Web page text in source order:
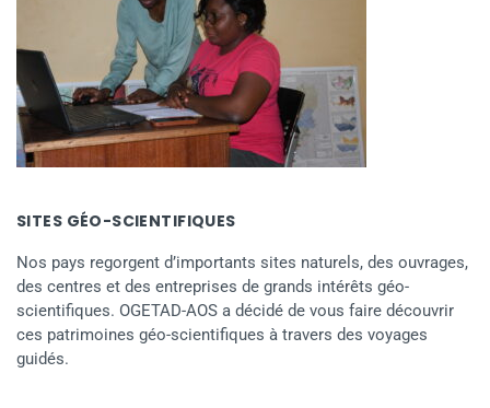
SITES GÉO-SCIENTIFIQUES
Nos pays regorgent d’importants sites naturels, des ouvrages,
des centres et des entreprises de grands intérêts géo-
scientifiques. OGETAD-AOS a décidé de vous faire découvrir
ces patrimoines géo-scientifiques à travers des voyages
guidés.